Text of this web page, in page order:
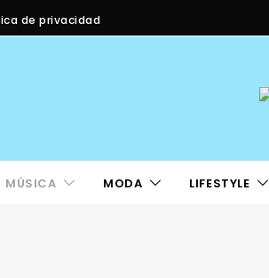
de privacidad
MÚSICA MODA LIFESTYLE